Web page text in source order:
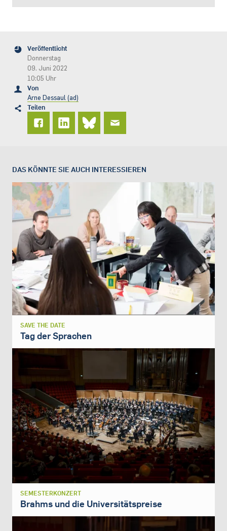
Veröffentlicht
Donnerstag
09. Juni 2022
10:05 Uhr
Von
Arne Dessaul (ad)
Teilen
DAS KÖNNTE SIE AUCH INTERESSIEREN
SAVE THE DATE
Tag der Sprachen
SEMESTERKONZERT
Brahms und die Universitätspreise